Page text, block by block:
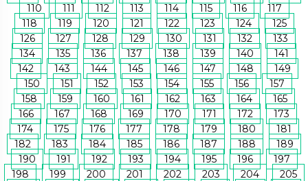
110
111 112 113 114 115 116
117
118
119 120 121 122 123 124
125
126
127 128 129 130 131 132
133
134
135 136 137 138 139 140
141
142
143 144 145 146 147 148
149
150
151 152 153 154 155 156
157
158
159 160 161 162 163 164
165
166
167 168 169 170 171 172
173
174
175 176 177 178 179 180
181
182
183 184 185 186 187 188
189
190
191 192 193 194 195 196
197
198
199 200 201 202 203 204
205